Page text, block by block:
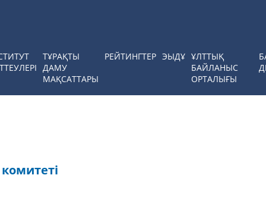
ТҰРАҚТЫ
ДАМУ
МАҚСАТТАРЫ
РЕЙТИНГТЕР ЭЫДҰ ҰЛТТЫҚ
БАЙЛАНЫС
ОРТАЛЫҒЫ